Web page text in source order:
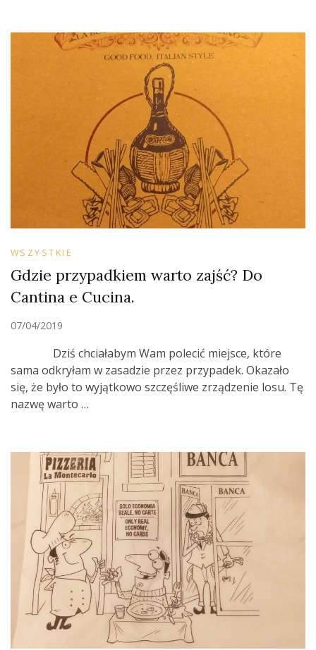
WSZYSTKIE
Gdzie przypadkiem warto zajść? Do
Cantina e Cucina.
07/04/2019
Dziś chciałabym Wam polecić miejsce, które
sama odkryłam w zasadzie przez przypadek. Okazało
się, że było to wyjątkowo szczęśliwe zrządzenie losu. Tę
nazwę warto …